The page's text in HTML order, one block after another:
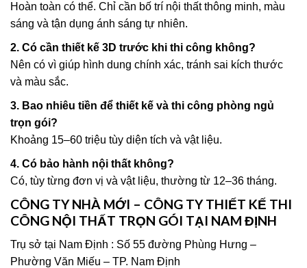
Hoàn toàn có thể. Chỉ cần bố trí nội thất thông minh, màu
sáng và tận dụng ánh sáng tự nhiên.
2. Có cần thiết kế 3D trước khi thi công không?
Nên có vì giúp hình dung chính xác, tránh sai kích thước
và màu sắc.
3. Bao nhiêu tiền để thiết kế và thi công phòng ngủ
trọn gói?
Khoảng 15–60 triệu tùy diện tích và vật liệu.
4. Có bảo hành nội thất không?
Có, tùy từng đơn vị và vật liệu, thường từ 12–36 tháng.
CÔNG TY NHÀ MỚI – CÔNG TY THIẾT KẾ THI
CÔNG NỘI THẤT TRỌN GÓI TẠI NAM ĐỊNH
Trụ sở tại Nam Định : Số 55 đường Phùng Hưng –
Phường Văn Miếu – TP. Nam Định